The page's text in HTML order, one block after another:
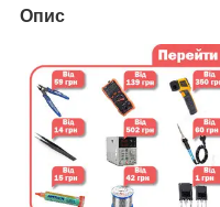
Опис